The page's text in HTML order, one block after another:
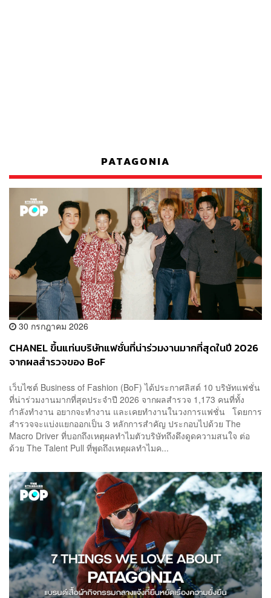
PATAGONIA
30 กรกฎาคม 2026
CHANEL ขึ้นแท่นบริษัทแฟชั่นที่น่าร่วมงานมากที่สุดในปี 2026
จากผลสำรวจของ BoF
เว็บไซต์ Business of Fashion (BoF) ได้ประกาศลิสต์ 10 บริษัทแฟชั่น
ที่น่าร่วมงานมากที่สุดประจำปี 2026 จากผลสำรวจ 1,173 คนที่ทั้ง
กำลังทำงาน อยากจะทำงาน และเคยทำงานในวงการแฟชั่น โดยการ
สำรวจจะแบ่งแยกออกเป็น 3 หลักการสำคัญ ประกอบไปด้วย The
Macro Driver ที่บอกถึงเหตุผลทำไมตัวบริษัทถึงดึงดูดความสนใจ ต่อ
ด้วย The Talent Pull ที่พูดถึงเหตุผลทำไมค...